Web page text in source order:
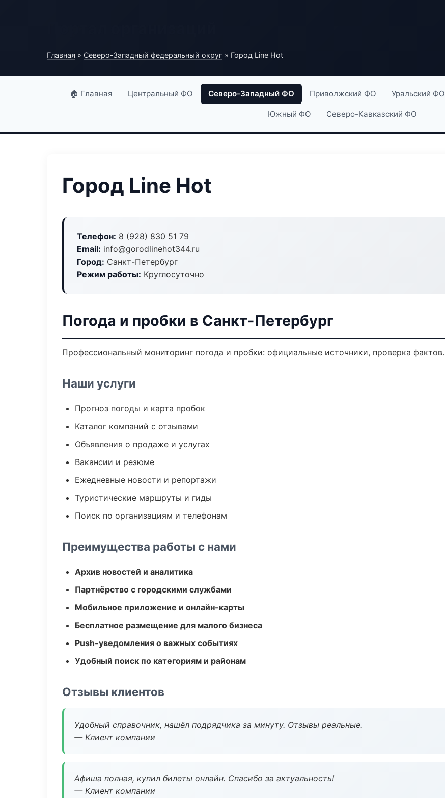
Главная » Северо-Западный федеральный округ » Город Line Hot
🏠 Главная Центральный ФО Северо-Западный ФО Приволжский ФО Уральский ФО
Южный ФО Северо-Кавказский ФО
Город Line Hot
Телефон: 8 (928) 830 51 79
Email: info@gorodlinehot344.ru
Город: Санкт-Петербург
Режим работы: Круглосуточно
Погода и пробки в Санкт-Петербург
Профессиональный мониторинг погода и пробки: официальные источники, проверка фактов.
Наши услуги
Прогноз погоды и карта пробок
Каталог компаний с отзывами
Объявления о продаже и услугах
Вакансии и резюме
Ежедневные новости и репортажи
Туристические маршруты и гиды
Поиск по организациям и телефонам
Преимущества работы с нами
Архив новостей и аналитика
Партнёрство с городскими службами
Мобильное приложение и онлайн-карты
Бесплатное размещение для малого бизнеса
Push-уведомления о важных событиях
Удобный поиск по категориям и районам
Отзывы клиентов
Удобный справочник, нашёл подрядчика за минуту. Отзывы реальные.
— Клиент компании
Афиша полная, купил билеты онлайн. Спасибо за актуальность!
— Клиент компании